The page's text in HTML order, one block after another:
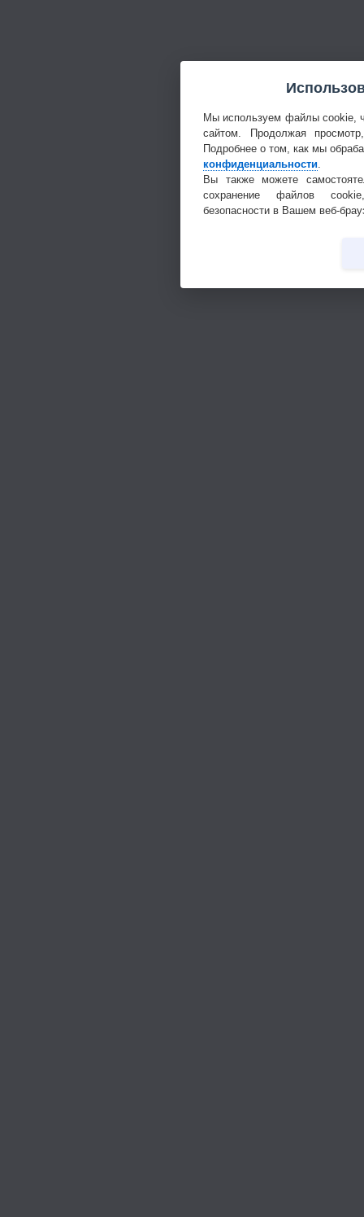
Мы используем файлы cookie,
сайтом. Продолжая
Подробнее о том, как мы
конфиденциальности.
Вы также можете
сохранение файлов
безопасности в Вашем веб-